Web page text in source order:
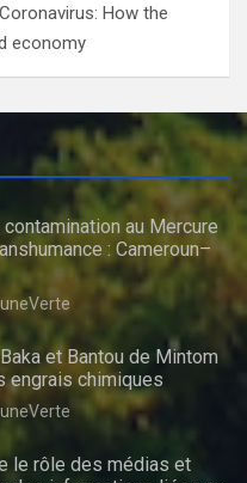
Coronavirus: How the
economy
au Mercure
: Cameroun–
et Bantou de Mintom
engrais chimiques
le rôle des médias et